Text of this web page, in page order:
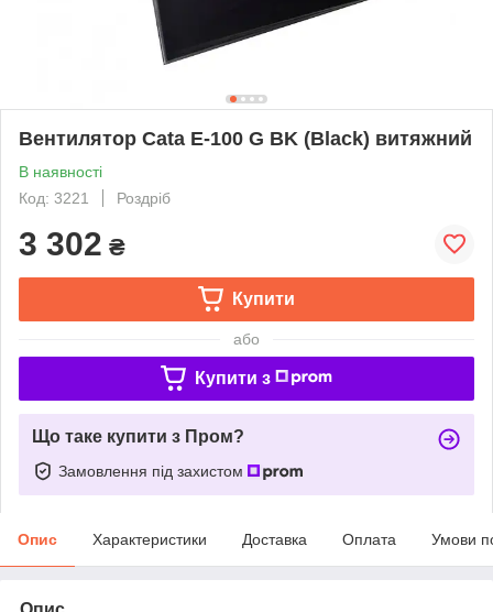
Вентилятор Cata E-100 G BK (Black) витяжний
В наявності
Код: 3221
Роздріб
3 302 ₴
Купити
або
Купити з
Що таке купити з Пром?
Замовлення під захистом
Опис Характеристики Доставка Оплата Умови